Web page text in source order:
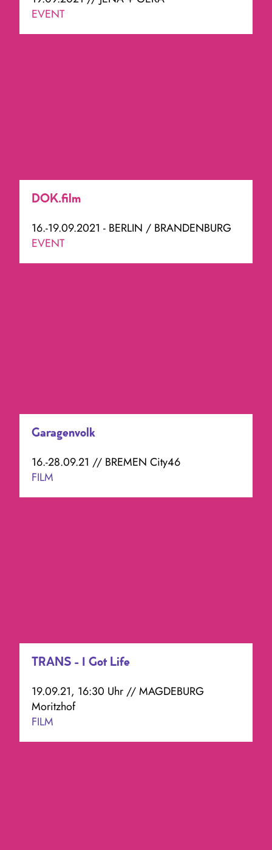
EVENT
DOK.film
16.-19.09.2021 - BERLIN / BRANDENBURG
EVENT
Garagenvolk
16.-28.09.21 // BREMEN City46
FILM
TRANS - I Got Life
19.09.21, 16:30 Uhr // MAGDEBURG
Moritzhof
FILM